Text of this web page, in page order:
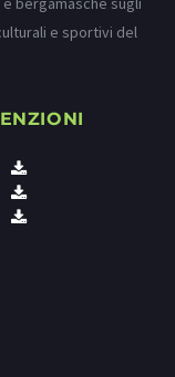
e sportivi del